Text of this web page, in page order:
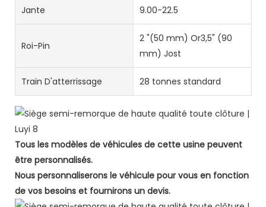
Jante 9.00-22.5
Roi-Pin
2 "(50 mm) Or3,5" (90
mm) Jost
Train D'atterrissage 28 tonnes standard
Tous les modèles de véhicules de cette usine peuvent
être personnalisés.
Nous personnaliserons le véhicule pour vous en fonction
de vos besoins et fournirons un devis.